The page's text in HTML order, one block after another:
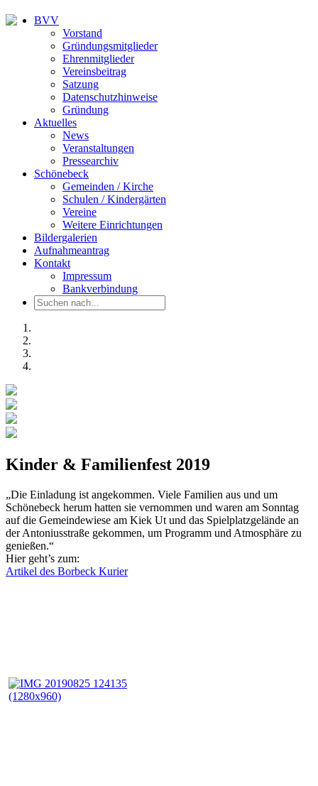
BVV
Vorstand
Gründungsmitglieder
Ehrenmitglieder
Vereinsbeitrag
Satzung
Datenschutzhinweise
Gründung
Aktuelles
News
Veranstaltungen
Pressearchiv
Schönebeck
Gemeinden / Kirche
Schulen / Kindergärten
Vereine
Weitere Einrichtungen
Bildergalerien
Aufnahmeantrag
Kontakt
Impressum
Bankverbindung
Kinder & Familienfest 2019
„Die Einladung ist angekommen. Viele Familien aus und um
Schönebeck herum hatten sie vernommen und waren am Sonntag
auf die Gemeindewiese am Kiek Ut und das Spielplatzgelände an
der Antoniusstraße gekommen, um Programm und Atmosphäre zu
genießen.“
Hier geht’s zum:
Artikel des Borbeck Kurier